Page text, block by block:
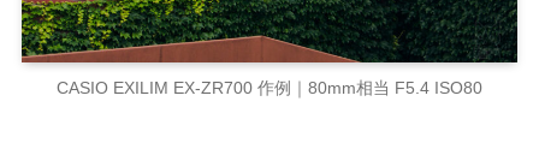
CASIO EXILIM EX-ZR700 作例｜80mm相当 F5.4 ISO80